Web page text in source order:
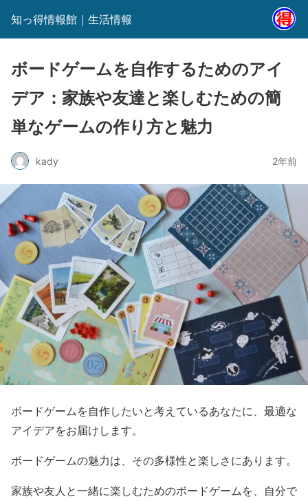
知っ得情報館｜生活情報
ボードゲームを自作するためのアイ
デア：家族や友達と楽しむための簡
単なゲームの作り方と魅力
kady 2年前
ボードゲームを自作したいと考えているあなたに、最適な
アイデアをお届けします。
ボードゲームの魅力は、その多様性と楽しさにあります。
家族や友人と一緒に楽しむためのボードゲームを、自分で